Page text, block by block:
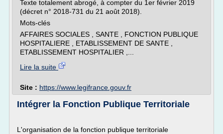
Texte totalement abrogé, à compter du 1er février 2019
(décret n° 2018-731 du 21 août 2018).
Mots-clés
AFFAIRES SOCIALES , SANTE , FONCTION PUBLIQUE
HOSPITALIERE , ETABLISSEMENT DE SANTE ,
ETABLISSEMENT HOSPITALIER ,...
Lire la suite
Site : https://www.legifrance.gouv.fr
Intégrer la Fonction Publique Territoriale
L'organisation de la fonction publique territoriale